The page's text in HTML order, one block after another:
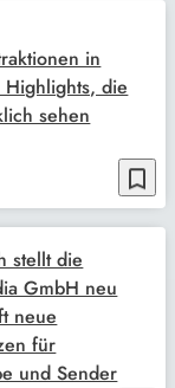
bookmark_border
in
die
sehen
stellt die
GmbH neu
neue
für
und Sender